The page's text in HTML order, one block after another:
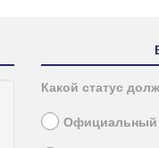
Какой статус
Официальный